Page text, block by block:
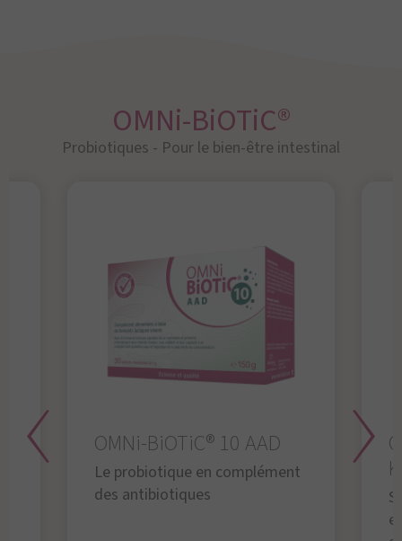
OMNi-BiOTiC®
Probiotiques - Pour le bien-être intestinal
OMNi-BiOTiC® 10 AAD
Le probiotique en complément
des antibiotiques